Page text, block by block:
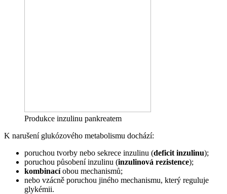
Produkce inzulinu pankreatem
K narušení glukózového metabolismu dochází:
poruchou tvorby nebo sekrece inzulinu (deficit inzulinu);
poruchou působení inzulinu (inzulinová rezistence);
kombinacíobou mechanismů;
nebo vzácně poruchou jiného mechanismu, který reguluje
glykémii.